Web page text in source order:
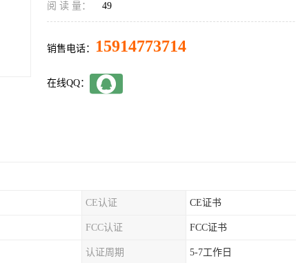
阅 读 量： 49
销售电话： 15914773714
在线QQ：
CE认证 CE证书
FCC认证 FCC证书
认证周期 5-7工作日